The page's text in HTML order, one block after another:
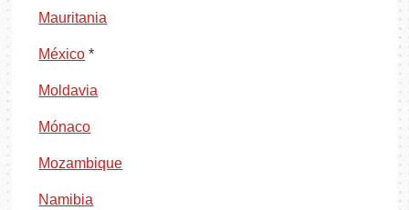
Mauritania
México *
Moldavia
Mónaco
Mozambique
Namibia